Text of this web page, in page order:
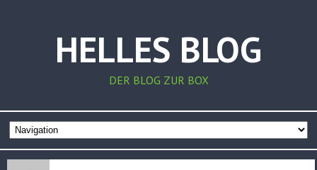
HELLES BLOG
DER BLOG ZUR BOX